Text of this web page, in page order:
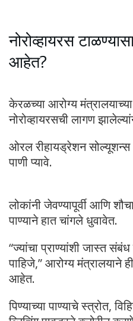
नोरोव्हायरस
आहेत?
केरळच्या आरोग्य
नोरोव्हायरसची लागण
ओरल रीहायड्रेशन
पाणी प्यावे.
लोकांनी जेवण्यापूर्वी आणि
पाण्याने हात चांगले धुवावेत.
“ज्यांचा प्राण्यांशी जास्त
पाहिजे,” आरोग्य मंत्रालयाने
आहेत.
पिण्याच्या पाण्याचे स्त्रोत,